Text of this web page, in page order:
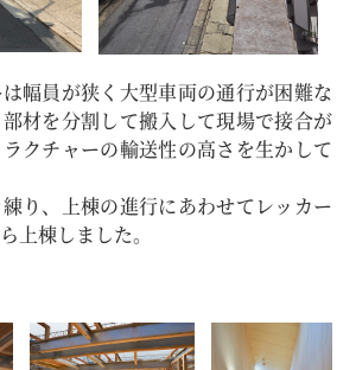
幅員が狭く大型車両の通行が困難な
材を分割して搬入して現場で接合が
クチャーの輸送性の高さを生かして
り、上棟の進行にあわせてレッカー
上棟しました。